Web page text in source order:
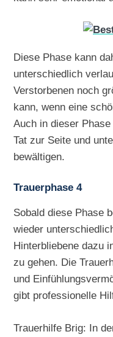
Diese Phase kann
unterschiedlich
Verstorbenen noch
kann, wenn eine
Auch in dieser
Tat zur Seite und
bewältigen.
Trauerphase 4
Sobald diese Phase
wieder
Hinterbliebene dazu
zu gehen. Die
und
gibt professionelle
Trauerhilfe Brig: In